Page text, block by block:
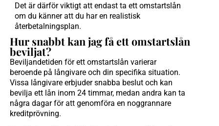
Det är därför viktigt att endast ta ett omstartslån
om du känner att du har en realistisk
återbetalningsplan.
Hur snabbt kan jag få ett omstartslån
beviljat?
Beviljandetiden för ett omstartslån varierar
beroende på långivare och din specifika situation.
Vissa långivare erbjuder snabba beslut och kan
bevilja ett lån inom 24 timmar, medan andra kan ta
några dagar för att genomföra en noggrannare
kreditprövning.